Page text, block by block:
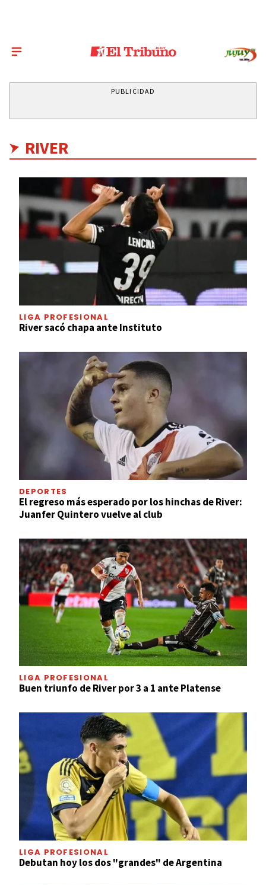
PUBLICIDAD
RIVER
LIGA PROFESIONAL
River sacó chapa ante Instituto
DEPORTES
El regreso más esperado por los hinchas de River:
Juanfer Quintero vuelve al club
LIGA PROFESIONAL
Buen triunfo de River por 3 a 1 ante Platense
LIGA PROFESIONAL
Debutan hoy los dos "grandes" de Argentina